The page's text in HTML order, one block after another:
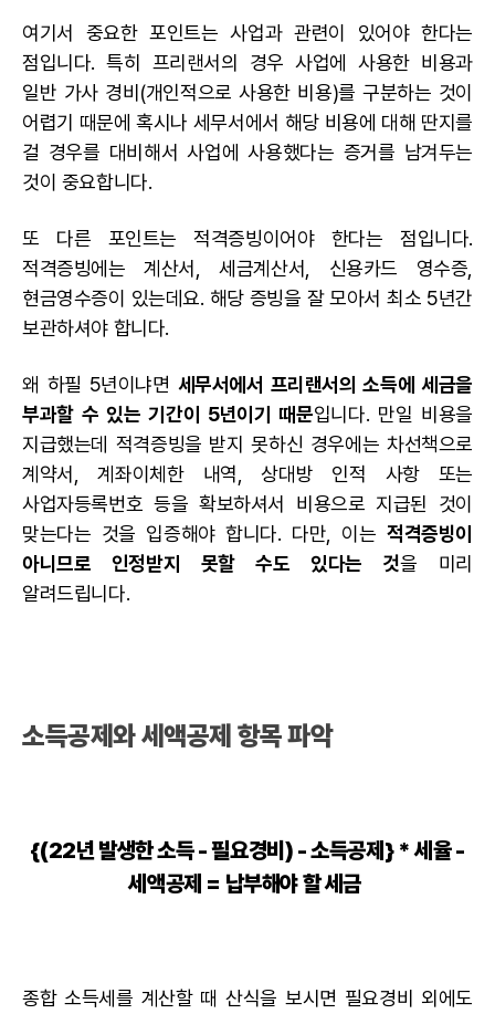
여기서 중요한 포인트는 사업과 관련이 있어야 한다는
점입니다. 특히 프리랜서의 경우 사업에 사용한 비용과
일반 가사 경비(개인적으로 사용한 비용)를 구분하는 것이
어렵기 때문에 혹시나 세무서에서 해당 비용에 대해 딴지를
걸 경우를 대비해서 사업에 사용했다는 증거를 남겨두는
것이 중요합니다.
또 다른 포인트는 적격증빙이어야 한다는 점입니다.
적격증빙에는 계산서, 세금계산서, 신용카드 영수증,
현금영수증이 있는데요. 해당 증빙을 잘 모아서 최소 5년간
보관하셔야 합니다.
왜 하필 5년이냐면 세무서에서 프리랜서의 소득에 세금을
부과할 수 있는 기간이 5년이기 때문입니다. 만일 비용을
지급했는데 적격증빙을 받지 못하신 경우에는 차선책으로
계약서, 계좌이체한 내역, 상대방 인적 사항 또는
사업자등록번호 등을 확보하셔서 비용으로 지급된 것이
맞는다는 것을 입증해야 합니다. 다만, 이는 적격증빙이
아니므로 인정받지 못할 수도 있다는 것을 미리
알려드립니다.
소득공제와 세액공제 항목 파악
{(22년 발생한 소득 - 필요경비) - 소득공제} * 세율 -
세액공제 = 납부해야 할 세금
종합 소득세를 계산할 때 산식을 보시면 필요경비 외에도